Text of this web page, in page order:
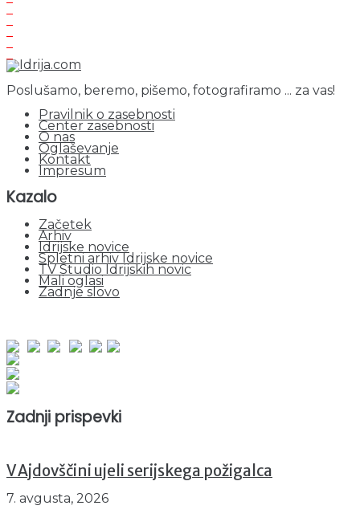
Poslušamo, beremo, pišemo, fotografiramo ... za vas!
Pravilnik o zasebnosti
Center zasebnosti
O nas
Oglaševanje
Kontakt
Impresum
Kazalo
Začetek
Arhiv
Idrijske novice
Spletni arhiv Idrijske novice
TV Studio Idrijskih novic
Mali oglasi
Zadnje slovo
Zadnji prispevki
V Ajdovščini ujeli serijskega požigalca
7. avgusta, 2026